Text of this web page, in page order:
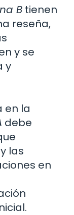
B tienen
reseña,
y se
y
en la
debe
las
en